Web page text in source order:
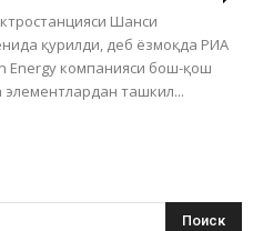
Шанси
қурилди, деб ёзмоқда РИА
Energy компанияси бош-қош
элементлардан ташкил...